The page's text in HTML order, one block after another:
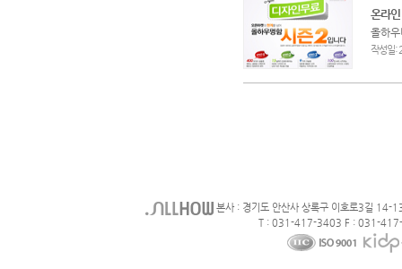
온라
올하
작성일
본사 : 경기도 안산사 상록구 이호로3길 14-
T : 031-417-3403 F : 031-